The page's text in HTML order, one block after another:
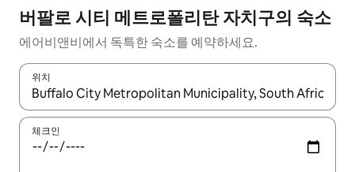
버팔로 시티 메트로폴리탄 자치구의 숙소
에어비앤비에서 독특한 숙소를 예약하세요.
위치
결과가 나오면 위·아래 화살표 키를 사용하거나 터치 또는 스와이
체크인